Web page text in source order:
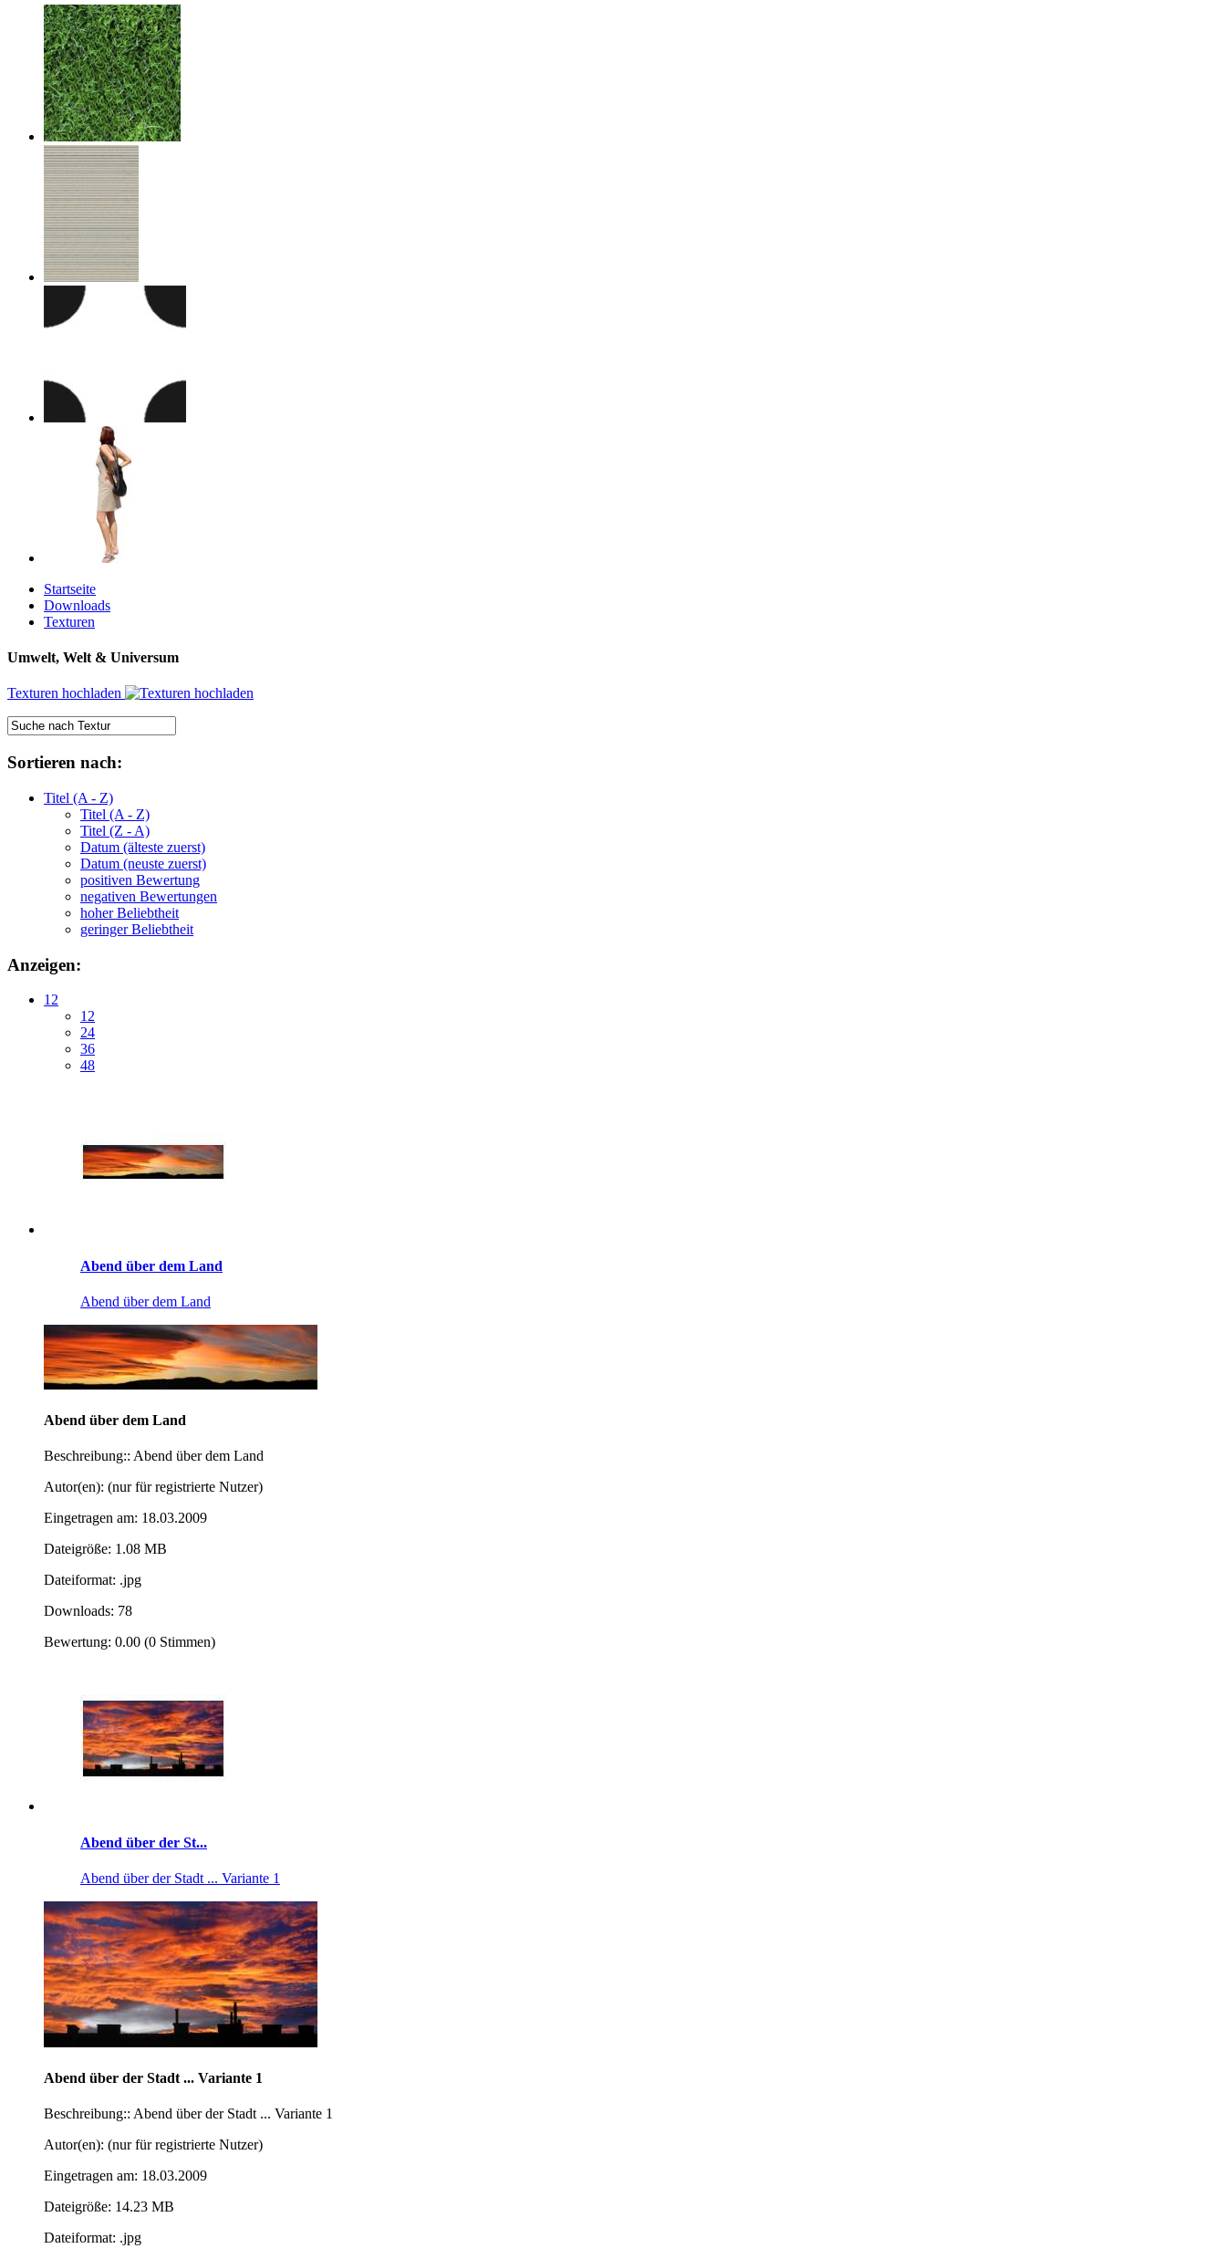
Startseite
Downloads
Texturen
Umwelt, Welt & Universum
Texturen hochladen
Sortieren nach:
Titel (A - Z)
Titel (A - Z)
Titel (Z - A)
Datum (älteste zuerst)
Datum (neuste zuerst)
positiven Bewertung
negativen Bewertungen
hoher Beliebtheit
geringer Beliebtheit
Anzeigen:
12
12
24
36
48
Abend über dem Land
Abend über dem Land
Abend über dem Land
Beschreibung:: Abend über dem Land
Autor(en): (nur für registrierte Nutzer)
Eingetragen am: 18.03.2009
Dateigröße: 1.08 MB
Dateiformat: .jpg
Downloads: 78
Bewertung: 0.00 (0 Stimmen)
Abend über der St...
Abend über der Stadt ... Variante 1
Abend über der Stadt ... Variante 1
Beschreibung:: Abend über der Stadt ... Variante 1
Autor(en): (nur für registrierte Nutzer)
Eingetragen am: 18.03.2009
Dateigröße: 14.23 MB
Dateiformat: .jpg